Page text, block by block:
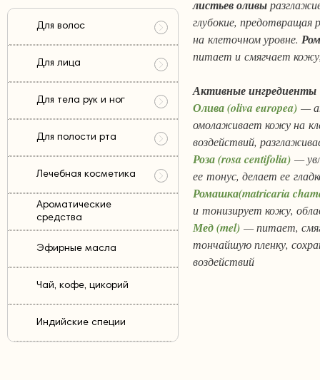
листьев оливы
глубокие, предотвращая
на клеточном уровне.
питает и смягчает
Активные ингредиенты
Олива (oliva europea) —
омолаживает кожу на
воздействий,
Роза (rosa centifolia) —
ее тонус, делает ее
Ромашка(matricaria
и тонизирует кожу,
Мед (mel) — питает,
тончайшую пленку,
воздействий
Для волос
Для лица
Для тела рук и ног
Для полости рта
Лечебная косметика
Ароматические
средства
Эфирные масла
Чай, кофе, цикорий
Индийские специи